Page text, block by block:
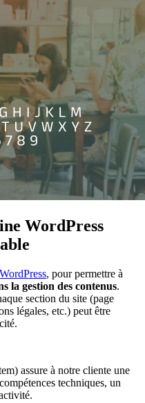
WordPress
WordPress, pour permettre à
la gestion des contenus.
section du site (page
légales, etc.) peut être
assure à notre cliente une
techniques, un